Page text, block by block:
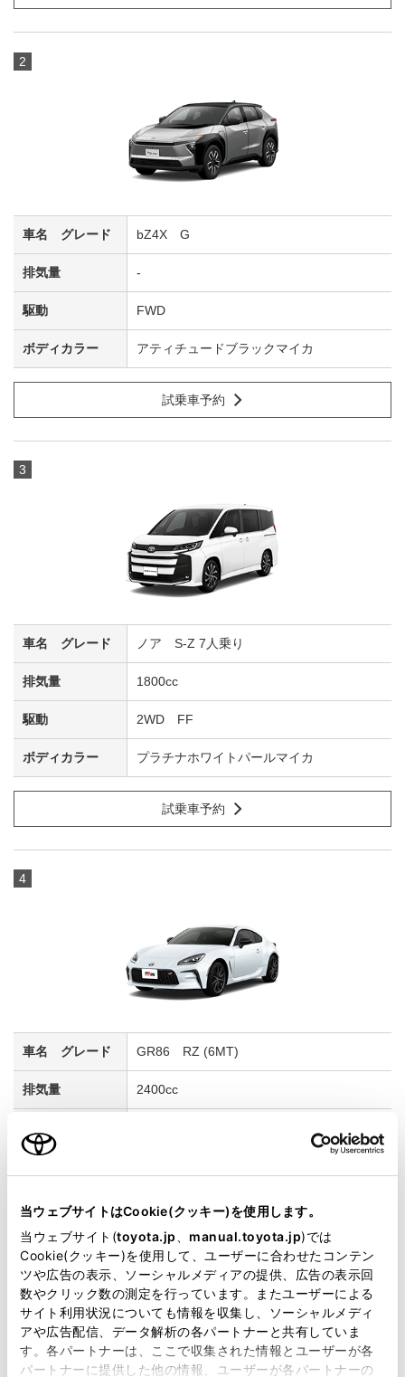
当ウェブサイトはCookie(クッキー)を使用します。
当ウェブサイト(toyota.jp manual.toyota.jp)では
Cookie(クッキー)を使用して、ユーザーに合わせたコンテン
ツや広告の表示、ソーシャルメディアの提供、広告の表示回
数やクリック数の測定を行っています。またユーザーによる
サイト利用状況についても情報を収集し、ソーシャルメディ
アや広告配信、データ解析の各パートナーと共有していま
す。各パートナーは、ここで収集された情報とユーザーが各
パートナーに提供した他の情報、ユーザーが各パートナーの
2
bZ4X G
-
FWD
アティチュードブラックマイカ
試乗車予約
3
ノア S-Z 7人乗り
1800cc
2WD FF
プラチナホワイトパールマイカ
試乗車予約
4
GR86 RZ (6MT)
2400cc
試乗車予約
5